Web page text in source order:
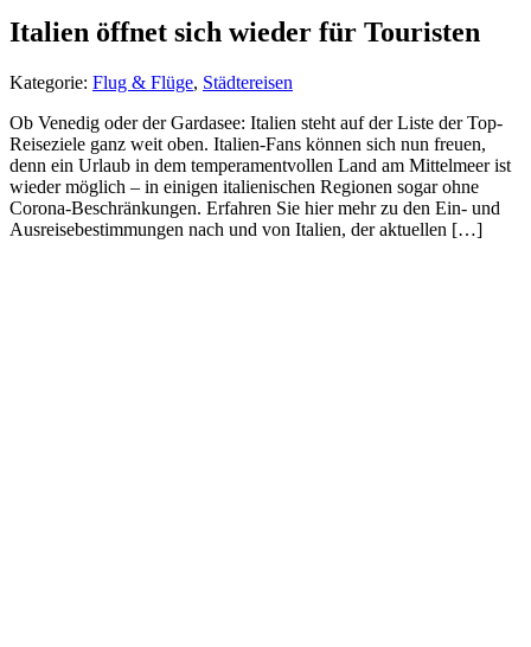
Italien öffnet sich wieder für Touristen
Kategorie: Flug & Flüge, Städtereisen
Ob Venedig oder der Gardasee: Italien steht auf der Liste der Top-
Reiseziele ganz weit oben. Italien-Fans können sich nun freuen,
denn ein Urlaub in dem temperamentvollen Land am Mittelmeer ist
wieder möglich – in einigen italienischen Regionen sogar ohne
Corona-Beschränkungen. Erfahren Sie hier mehr zu den Ein- und
Ausreisebestimmungen nach und von Italien, der aktuellen […]